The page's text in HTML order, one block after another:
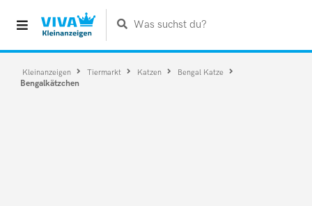
Was suchst du?
Kleinanzeigen Tiermarkt Katzen Bengal Katze
Bengalkätzchen